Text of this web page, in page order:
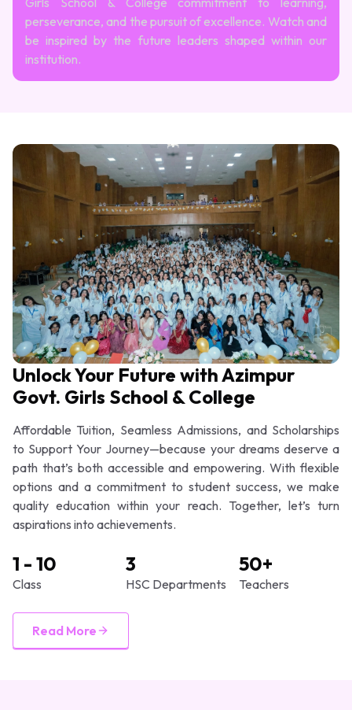
perseverance, and the pursuit of excellence. Watch and
be inspired by the future leaders shaped within our
institution.
Unlock Your Future with Azimpur
Govt. Girls School & College
Affordable Tuition, Seamless Admissions, and Scholarships
to Support Your Journey—because your dreams deserve a
path that’s both accessible and empowering. With flexible
options and a commitment to student success, we make
quality education within your reach. Together, let’s turn
aspirations into achievements.
1 - 10
Class
3
HSC Departments
50+
Teachers
Read More